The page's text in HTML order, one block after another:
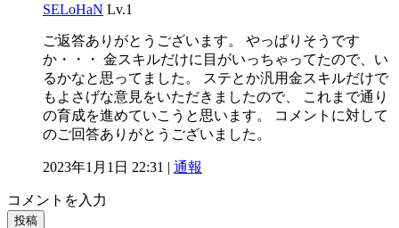
SELoHaN Lv.1
ご返答ありがとうございます。 やっぱりそうです
か・・・ 金スキルだけに目がいっちゃってたので、い
るかなと思ってました。 ステとか汎用金スキルだけで
もよさげな意見をいただきましたので、 これまで通り
の育成を進めていこうと思います。 コメントに対して
のご回答ありがとうございました。
2023年1月1日 22:31 | 通報
コメントを入力
投稿